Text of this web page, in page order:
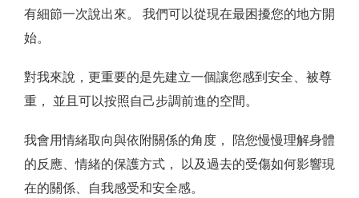
有細節一次說出來。 我們可以從現在最困擾您的地方開
始。
對我來說，更重要的是先建立一個讓您感到安全、被尊
重， 並且可以按照自己步調前進的空間。
我會用情緒取向與依附關係的角度， 陪您慢慢理解身體
的反應、情緒的保護方式， 以及過去的受傷如何影響現
在的關係、自我感受和安全感。